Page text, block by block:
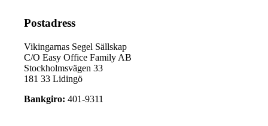
Postadress
Vikingarnas Segel Sällskap
C/O Easy Office Family AB
Stockholmsvägen 33
181 33 Lidingö
Bankgiro:401-9311